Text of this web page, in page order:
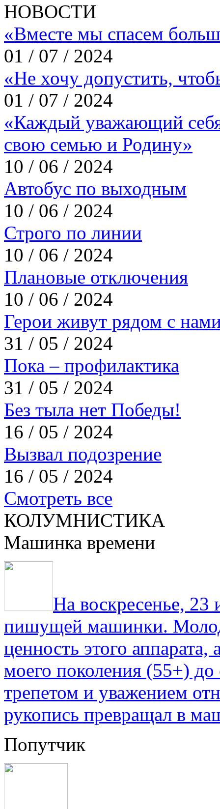
НОВОСТИ
«Вместе мы спасем
01 / 07 / 2024
«Не хочу допустить,
01 / 07 / 2024
«Каждый уважающий
свою семью и Родину»
10 / 06 / 2024
Автобус по выходным
10 / 06 / 2024
Строго по линии
10 / 06 / 2024
Плановые отключения
10 / 06 / 2024
Герои живут рядом с
31 / 05 / 2024
Пока – профилактика
31 / 05 / 2024
Без тыла нет Победы!
16 / 05 / 2024
Вызвал подозрение
16 / 05 / 2024
Смотреть все
КОЛУМНИСТИКА
Машинка времени
На воскресенье,
пишущей машинки.
ценность этого
моего поколения (55+) до
трепетом и уважением
рукопись превращал в
Попутчик